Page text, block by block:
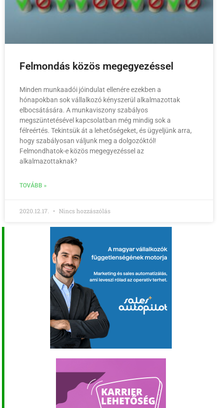
Felmondás közös megegyezéssel
Minden munkaadói jóindulat ellenére ezekben a
hónapokban sok vállalkozó kényszerül alkalmazottak
elbocsátására. A munkaviszony szabályos
megszüntetésével kapcsolatban még mindig sok a
félreértés. Tekintsük át a lehetőségeket, és ügyeljünk arra,
hogy szabályosan váljunk meg a dolgozóktól!
Felmondhatok-e közös megegyezéssel az
alkalmazottaknak?
TOVÁBB »
2020.12.17. Nincs hozzászólás